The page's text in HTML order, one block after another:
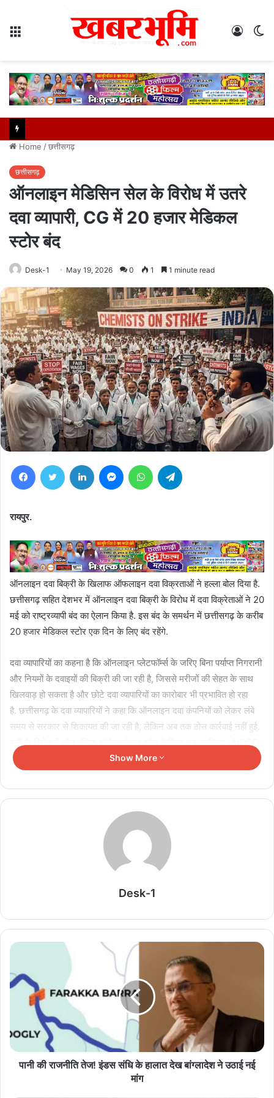
Log
Home /छत्तीसगढ़
छत्तीसगढ़
ऑनलाइन मेडिसिन सेल के विरोध में उतरे
दवा व्यापारी, CG में 20 हजार मेडिकल
स्टोर बंद
Desk-1 May 19, 2026 0 1 1 minute read
FacebookTwitter LinkedIn MessengerWhatsApp
रायपुर.
ऑनलाइन दवा बिक्री के खिलाफ ऑफलाइन दवा विक्रताओं ने हल्ला बोल दिया है.
छत्तीसगढ़ सहित देशभर में ऑनलाइन दवा बिक्री के विरोध में दवा विक्रेताओं ने 20
मई को राष्ट्रव्यापी बंद का ऐलान किया है. इस बंद के समर्थन में छत्तीसगढ़ के करीब
20 हजार मेडिकल स्टोर एक दिन के लिए बंद रहेंगे.
दवा व्यापारियों का कहना है कि ऑनलाइन प्लेटफॉर्म्स के जरिए बिना पर्याप्त निगरानी
और नियमों के दवाइयों की बिक्री की जा रही है, जिससे मरीजों की सेहत के साथ
खिलवाड़ हो सकता है और छोटे दवा व्यापारियों का कारोबार भी प्रभावित हो रहा
है. छत्तीसगढ़ के दवा व्यापारियों ने कहा कि ऑनलाइन दवा कंपनियों को लेकर लंबे
समय से सरकार से शिकायत की जा रही है, लेकिन अब तक ठोस कार्रवाई नहीं हुई.
इसी के विरोध में ऑल इंडिया ऑर्गेनाइजेशन ऑफ केमिस्ट एंड ड्रगिस्ट (AIOCD)
के आह्वान पर यह राष्ट्रव्यापी बंद बुलाया गया है. बंद के दौरान प्रदेशभर में मेडिकल
भी करेंगे.
राष्ट्रीय टीम में चुनी गईं कांसाबेल की मधु सिदार और बोड़ला की
गीता यादव खेलो इंडिया एक्सीलेंस सेंटर, बिलासपुर में ले रहीं
विश्व स्तनपान सप्ताह के राज्य स्तरीय कार्यक्रम का सफल
आयोजन, छत्तीसगढ़ के प्रथम “मातृ दूध कोष (Mother
Milk Bank)” की घोषणा
August 6, 2026
एक किलो का ट्यूमर निकाल महिला को दिया नया जीवन
August 6, 2026
धमतरी की बेटी ने कौशल विकास के दम पर रची सफलता की
नई इबारत, स्वतंत्रता दिवस समारोह में होंगी शामिल
Show More
Desk-1
पानी की राजनीति तेज! इंडस संधि के हालात देख बांग्लादेश ने उठाई नई
मांग